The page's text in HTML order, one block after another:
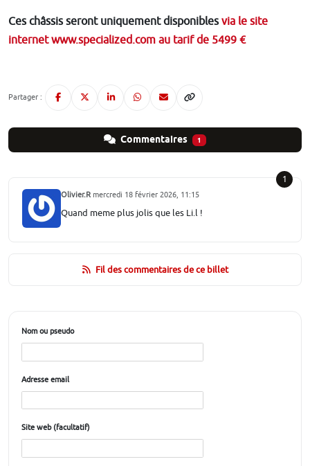
Ces châssis seront uniquement disponiblesvia le site
internet www.specialized.com au tarif de 5499 €
Partager :
Commentaires 1
1
Olivier.R mercredi 18 février 2026, 11:15
Quand meme plus jolis que les Li.l !
Fil des commentaires de ce billet
Nom ou pseudo
Adresse email
Site web (facultatif)